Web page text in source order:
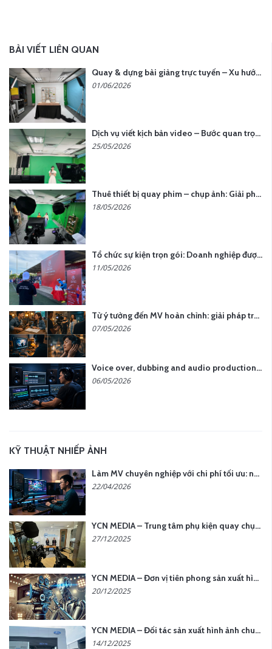
BÀI VIẾT LIÊN QUAN
Quay & dựng bài giảng trực tuyến – Xu hướng đào tạo thời đại số
01/06/2026
Dịch vụ viết kịch bản video – Bước quan trọng quyết định thành công nội dung
25/05/2026
Thuê thiết bị quay phim – chụp ảnh: Giải pháp tối ưu chi phí cho doanh nghiệp
18/05/2026
Tổ chức sự kiện trọn gói: Doanh nghiệp được gì khi chọn đơn vị chuyên nghiệp?
11/05/2026
Từ ý tưởng đến MV hoàn chỉnh: giải pháp trọn gói tại YCN Media
07/05/2026
Voice over, dubbing and audio production services in Vietnam for global content
06/05/2026
KỸ THUẬT NHIẾP ẢNH
Làm MV chuyên nghiệp với chi phí tối ưu: nên chọn quay thực tế hay video AI?
22/04/2026
YCN MEDIA – Trung tâm phụ kiện quay chụp tại Hà Nội
27/12/2025
YCN MEDIA – Đơn vị tiên phong sản xuất hình ảnh & âm thanh bằng AI tại Hà Nội
20/12/2025
YCN MEDIA – Đối tác sản xuất hình ảnh chuyên nghiệp cho doanh nghiệp tại Hà Nội
14/12/2025